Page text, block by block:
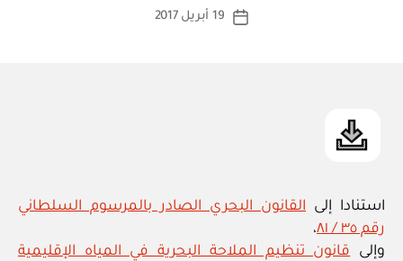
كاتب
ة
تاريخ
19 أبريل 2017
استنادا إلى القانون البحري الصادر بالمرسوم السلطاني
رقم ٣٥ / ٨١
،
وإلى قانون تنظيم الملاحة البحرية في المياه الإقليمية